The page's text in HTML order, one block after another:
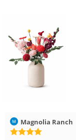
Hilde uit Loyers